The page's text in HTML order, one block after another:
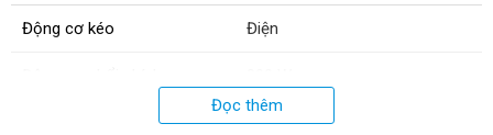
Động cơ kéo Điện
bằng cao su
Đọc thêm